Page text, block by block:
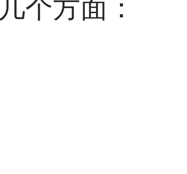
个方面：